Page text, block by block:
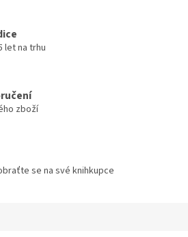
let na trhu
zboží
se na své knihkupce